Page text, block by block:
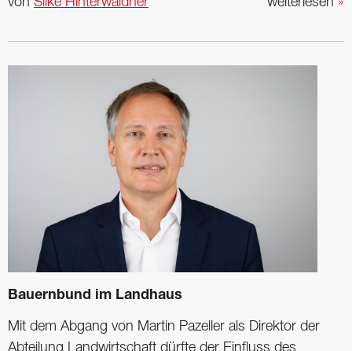
weiterlesen »
von Silke Hinterwaldner
Bauernbund im Landhaus
Mit dem Abgang von Martin Pazeller als Direktor der
Abteilung Landwirtschaft dürfte der Einfluss des